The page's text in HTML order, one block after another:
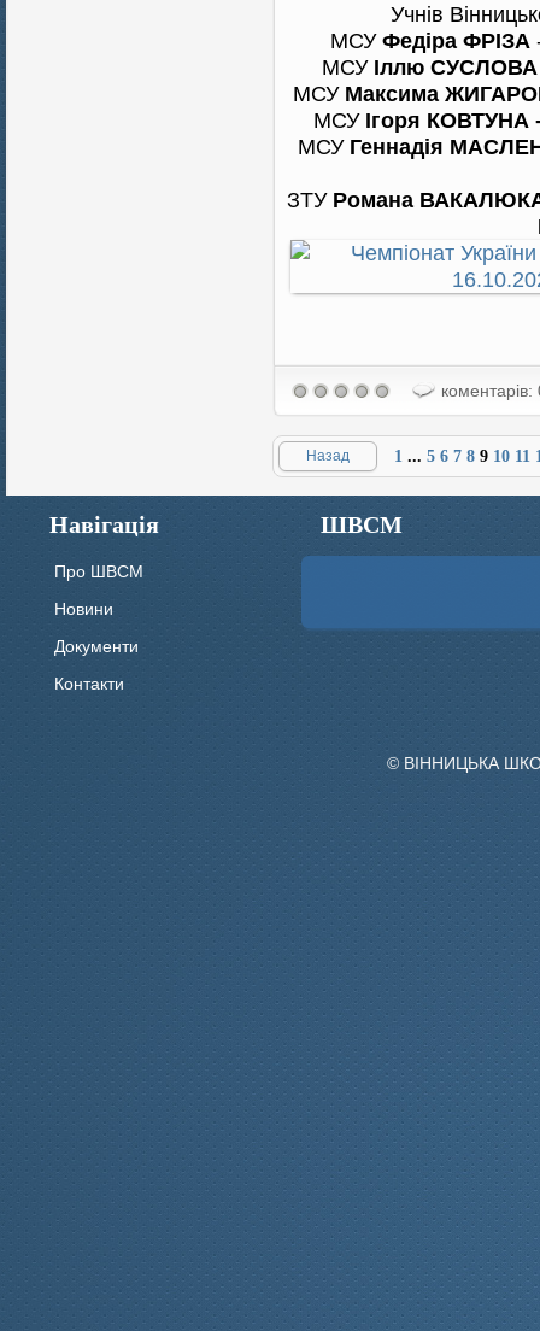
Учнів
МСУФедіра ФРІЗА
МСУ Іллю СУСЛОВА
МСУ Максима
МСУ Ігоря КОВТУНА
МСУГеннадія
ЗТУ Романа
коментарів:
Назад 1 ... 5 6 7 8 9 10 11
Навігація
Про ШВСМ
Новини
Документи
Контакти
ШВСМ
© ВІННИЦЬКА